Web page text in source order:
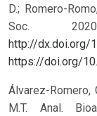
D.; Romero-
Soc.
http://dx.doi.org/
https://doi.org/
Álvarez-Romero,
M.T. Anal.